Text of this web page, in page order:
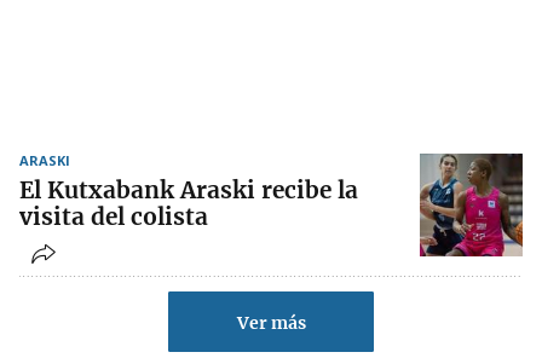
ARASKI
El Kutxabank Araski recibe la
visita del colista
Ver más